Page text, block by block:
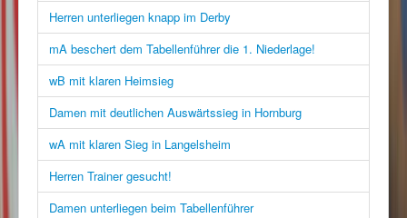
Herren unterliegen knapp im Derby
mA beschert dem Tabellenführer die 1. Niederlage!
wB mit klaren Heimsieg
Damen mit deutlichen Auswärtssieg in Hornburg
wA mit klaren Sieg in Langelsheim
Herren Trainer gesucht!
Damen unterliegen beim Tabellenführer